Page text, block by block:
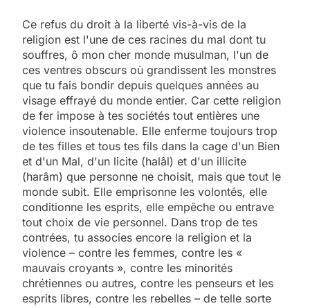
Ce refus du droit à la liberté vis-à-vis de la
religion est l'une de ces racines du mal dont tu
souffres, ô mon cher monde musulman, l'un de
ces ventres obscurs où grandissent les monstres
que tu fais bondir depuis quelques années au
visage effrayé du monde entier. Car cette religion
de fer impose à tes sociétés tout entières une
violence insoutenable. Elle enferme toujours trop
de tes filles et tous tes fils dans la cage d'un Bien
et d'un Mal, d'un licite (halâl) et d'un illicite
(harâm) que personne ne choisit, mais que tout le
monde subit. Elle emprisonne les volontés, elle
conditionne les esprits, elle empêche ou entrave
tout choix de vie personnel. Dans trop de tes
contrées, tu associes encore la religion et la
violence – contre les femmes, contre les «
mauvais croyants », contre les minorités
chrétiennes ou autres, contre les penseurs et les
esprits libres, contre les rebelles – de telle sorte